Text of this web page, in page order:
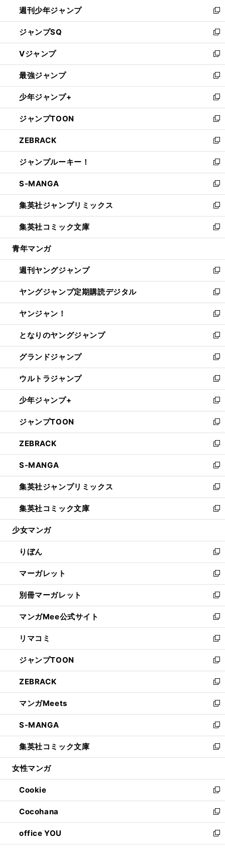
く
週刊少年ジャンプ
新
し
い
ウ
ィ
ン
ド
ウ
で
開
く
ジャンプSQ
新
し
い
ウ
ィ
ン
ド
ウ
で
開
く
Vジャンプ
新
し
い
ウ
ィ
ン
ド
ウ
で
開
く
最強ジャンプ
新
し
い
ウ
ィ
ン
ド
ウ
で
開
く
少年ジャンプ+
新
し
い
ウ
ィ
ン
ド
ウ
で
開
く
ジャンプTOON
新
し
い
ウ
ィ
ン
ド
ウ
で
開
く
ZEBRACK
新
し
い
ウ
ィ
ン
ド
ウ
で
開
ジャンプルーキー！
新
し
い
ウ
ィ
ン
ド
ウ
開
く
S-MANGA
新
し
い
ウ
ィ
ン
ウ
で
開
く
集英社ジャンプリミックス
新
し
い
ウ
ン
ド
ウ
で
開
く
集英社コミック文庫
新
し
ウ
ィ
ン
ド
ウ
で
開
く
青年マンガ
週刊ヤングジャンプ
新
し
い
ウ
ィ
ン
ド
ウ
で
開
く
ヤングジャンプ定期購読デジタル
新
し
い
ウ
ィ
ン
ド
ウ
で
開
く
ヤンジャン！
新
し
い
ウ
ィ
ン
ド
ウ
で
開
く
となりのヤングジャンプ
新
し
い
ウ
ィ
ン
ド
ウ
で
開
く
グランドジャンプ
新
し
い
ウ
ィ
ン
ド
ウ
で
開
く
ウルトラジャンプ
新
し
い
ウ
ィ
ン
ド
ウ
で
開
く
少年ジャンプ+
新
し
い
ウ
ィ
ン
ド
ウ
で
開
く
ジャンプTOON
新
し
い
ウ
ィ
ン
ド
ウ
で
開
ZEBRACK
新
し
い
ウ
ィ
ン
ド
ウ
開
く
S-MANGA
新
し
い
ウ
ィ
ン
ウ
で
開
く
集英社ジャンプリミックス
新
し
い
ウ
ン
ド
ウ
で
開
く
集英社コミック文庫
新
し
ウ
ィ
ン
ド
ウ
で
開
く
少女マンガ
りぼん
新
し
い
ウ
ィ
ン
ド
ウ
で
開
く
マーガレット
新
し
い
ウ
ィ
ン
ド
ウ
で
開
く
別冊マーガレット
新
し
い
ウ
ィ
ン
ド
ウ
で
開
く
マンガMee公式サイト
新
し
い
ウ
ィ
ン
ド
ウ
で
開
く
リマコミ
新
し
い
ウ
ィ
ン
ド
ウ
で
開
く
ジャンプTOON
新
し
い
ウ
ィ
ン
ド
ウ
で
開
ZEBRACK
新
し
い
ウ
ィ
ン
ド
ウ
開
く
マンガMeets
新
し
い
ウ
ィ
ン
ウ
で
開
く
S-MANGA
新
し
い
ウ
ン
ド
ウ
で
開
く
集英社コミック文庫
新
し
ウ
ィ
ン
ド
ウ
で
開
女性マンガ
Cookie
新
し
い
ウ
ィ
ン
Cocohana
新
し
い
ウ
office YOU
新
し